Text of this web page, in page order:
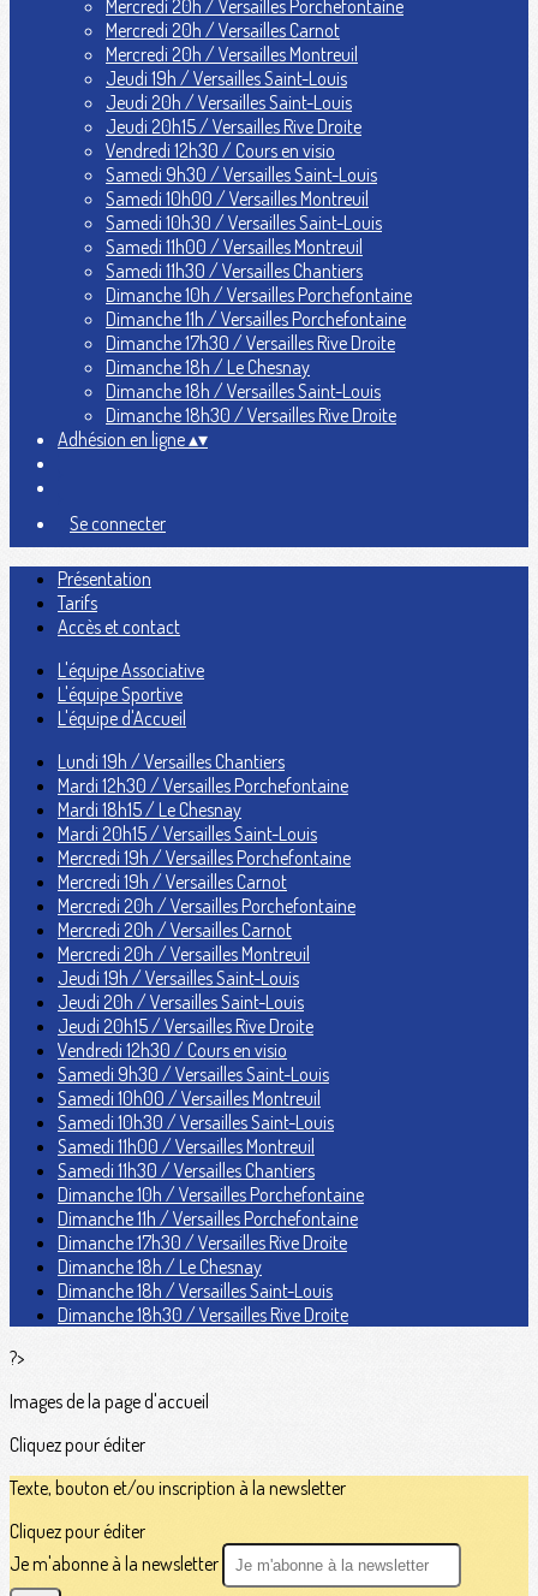
Mercredi 20h / Versailles Porchefontaine
Mercredi 20h / Versailles Carnot
Mercredi 20h / Versailles Montreuil
Jeudi 19h / Versailles Saint-Louis
Jeudi 20h / Versailles Saint-Louis
Jeudi 20h15 / Versailles Rive Droite
Vendredi 12h30 / Cours en visio
Samedi 9h30 / Versailles Saint-Louis
Samedi 10h00 / Versailles Montreuil
Samedi 10h30 / Versailles Saint-Louis
Samedi 11h00 / Versailles Montreuil
Samedi 11h30 / Versailles Chantiers
Dimanche 10h / Versailles Porchefontaine
Dimanche 11h / Versailles Porchefontaine
Dimanche 17h30 / Versailles Rive Droite
Dimanche 18h / Le Chesnay
Dimanche 18h / Versailles Saint-Louis
Dimanche 18h30 / Versailles Rive Droite
Adhésion en ligne▴▾
Se connecter
Présentation
Tarifs
Accès et contact
L'équipe Associative
L'équipe Sportive
L'équipe d'Accueil
Lundi 19h / Versailles Chantiers
Mardi 12h30 / Versailles Porchefontaine
Mardi 18h15 / Le Chesnay
Mardi 20h15 / Versailles Saint-Louis
Mercredi 19h / Versailles Porchefontaine
Mercredi 19h / Versailles Carnot
Mercredi 20h / Versailles Porchefontaine
Mercredi 20h / Versailles Carnot
Mercredi 20h / Versailles Montreuil
Jeudi 19h / Versailles Saint-Louis
Jeudi 20h / Versailles Saint-Louis
Jeudi 20h15 / Versailles Rive Droite
Vendredi 12h30 / Cours en visio
Samedi 9h30 / Versailles Saint-Louis
Samedi 10h00 / Versailles Montreuil
Samedi 10h30 / Versailles Saint-Louis
Samedi 11h00 / Versailles Montreuil
Samedi 11h30 / Versailles Chantiers
Dimanche 10h / Versailles Porchefontaine
Dimanche 11h / Versailles Porchefontaine
Dimanche 17h30 / Versailles Rive Droite
Dimanche 18h / Le Chesnay
Dimanche 18h / Versailles Saint-Louis
Dimanche 18h30 / Versailles Rive Droite
?>
Images de la page d'accueil
Cliquez pour éditer
Texte, bouton et/ou inscription à la newsletter
Cliquez pour éditer
Je m'abonne à la newsletter